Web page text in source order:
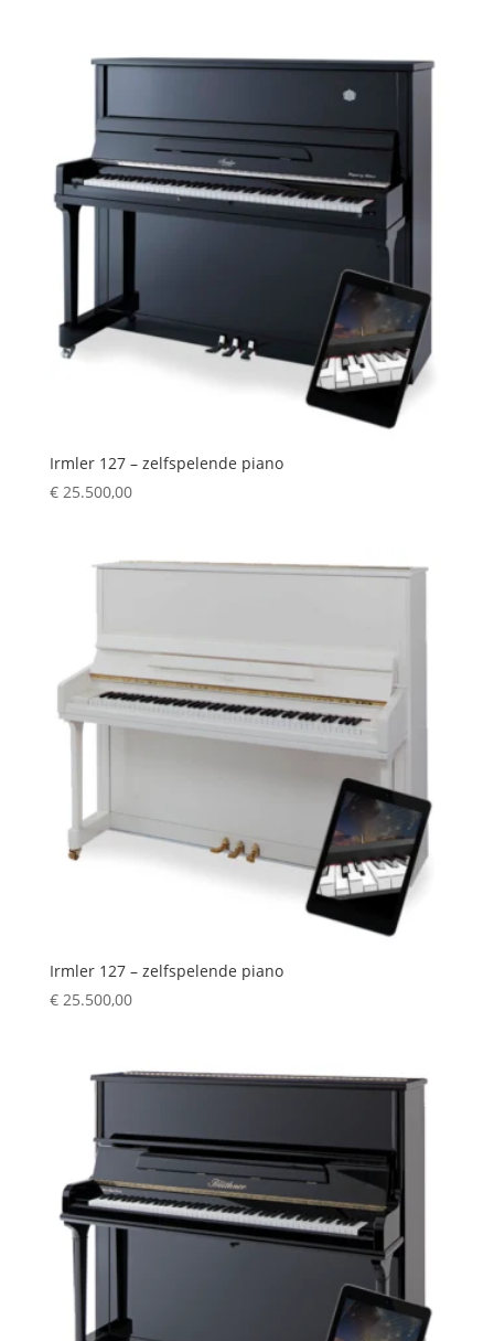
€ 25.500,00.€ 19.900,00.
Irmler 127 – zelfspelende piano
€25.500,00
Irmler 127 – zelfspelende piano
€25.500,00